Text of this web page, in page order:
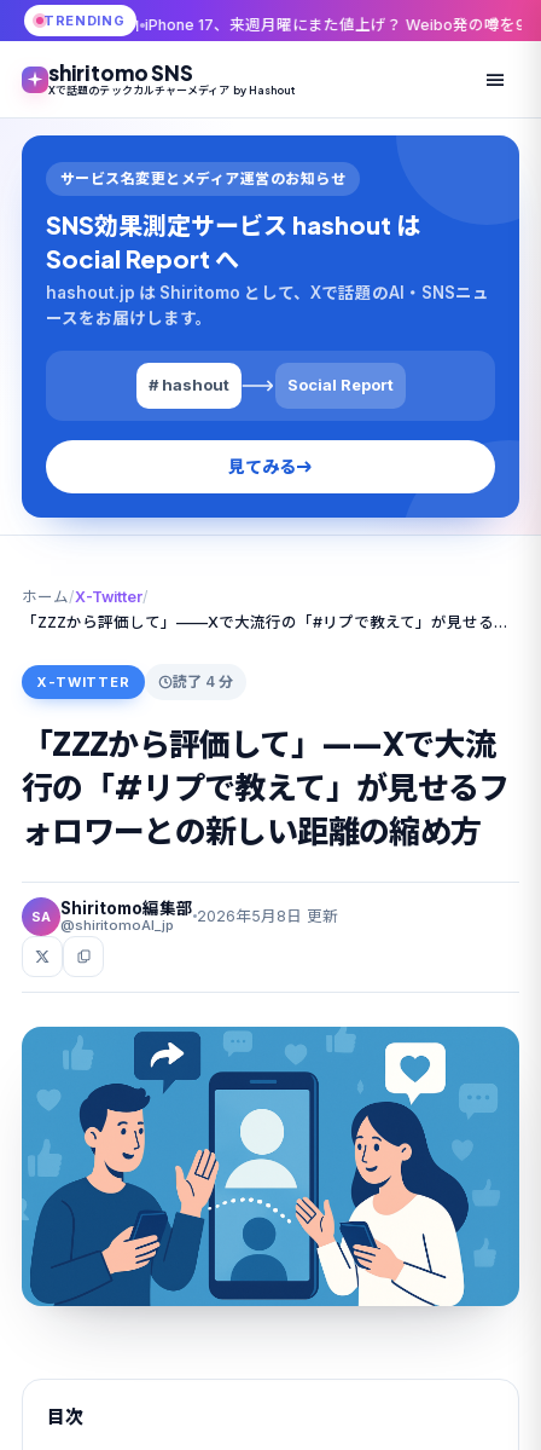
TRENDING
iPhone 17、来週月曜にまた値上げ？ Weibo発の噂を9to5Macが伝えた理
shiritomo SNS
Xで話題のテックカルチャーメディア by Hashout
サービス名変更とメディア運営のお知らせ
SNS効果測定サービス hashout は
Social Report へ
hashout.jp は Shiritomo として、Xで話題のAI・SNSニュ
ースをお届けします。
# hashout Social Report
見てみる
ホーム /X-Twitter/
「ZZZから評価して」——Xで大流行の「#リプで教えて」が見せるフォロワーとの新しい距離の縮め方
X-TWITTER 読了 4 分
「ZZZから評価して」——Xで大流
行の「#リプで教えて」が見せるフ
ォロワーとの新しい距離の縮め方
SA Shiritomo編集部
@shiritomoAI_jp 2026年5月8日 更新
目次